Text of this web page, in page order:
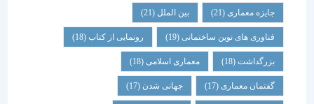
جایزه معماری (21) بین الملل(21)
فناوری های نوین ساختمانی(19) رونمایی از کتاب (18)
بزرگداشت (18) معماری اسلامی (18)
گفتمان معماری (17) جهانی شدن(17)